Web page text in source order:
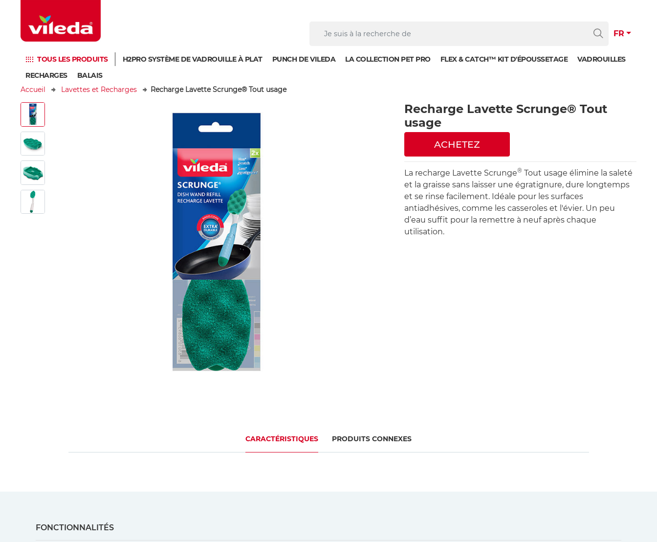
FR
TOUS LES PRODUITS H2PRO SYSTÈME DE VADROUILLE À PLAT PUNCH DE VILEDA LA COLLECTION PET PRO FLEX & CATCH™ KIT D'ÉPOUSSETAGE
VADROUILLES
RECHARGES
BALAIS
Accueil
Lavettes et Recharges Recharge Lavette Scrunge® Tout usage
Recharge Lavette Scrunge® Tout
usage
ACHETEZ
La recharge Lavette Scrunge® Tout usage élimine la saleté
et la graisse sans laisser une égratignure, dure longtemps
et se rinse facilement. Idéale pour les surfaces
antiadhésives, comme les casseroles et l'évier. Un peu
d’eau suffit pour la remettre à neuf après chaque
utilisation.
CARACTÉRISTIQUES PRODUITS CONNEXES
FONCTIONNALITÉS